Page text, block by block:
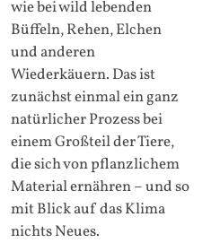
wie bei wild lebenden
Büffeln, Rehen, Elchen
und anderen
Wiederkäuern. Das ist
zunächst einmal ein ganz
natürlicher Prozess bei
einem Großteil der Tiere,
die sich von pflanzlichem
Material ernähren – und so
mit Blick auf das Klima
nichts Neues.